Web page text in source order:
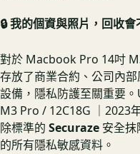
🔒 我的個資與照片，回收會
對於 Macbook Pro 14吋
存放了商業合約、公司內
設備，隱私防護至關重要
M3 Pro / 12C18G ｜2023
除標準的 Securaze 安全抹
的所有隱私敏感資料。